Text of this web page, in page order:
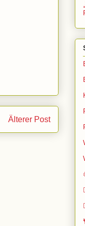
Älterer Post